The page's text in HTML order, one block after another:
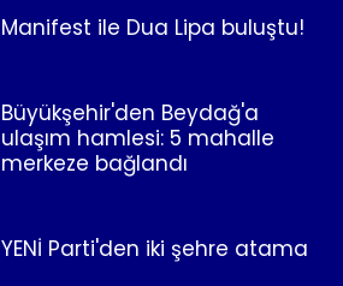
Manifest ile Dua Lipa buluştu!
Büyükşehir'den Beydağ'a
ulaşım hamlesi: 5 mahalle
merkeze bağlandı
YENİ Parti'den iki şehre atama